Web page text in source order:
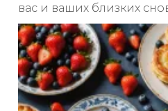
вас и ваших близких